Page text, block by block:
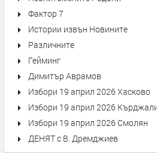
Фактор 7
Истории извън Новините
Различните
Гейминг
Димитър Аврамов
Избори 19 април 2026 Хасково
Избори 19 април 2026
Избори 19 април 2026 Смолян
ДЕНЯТ с В. Дремджиев